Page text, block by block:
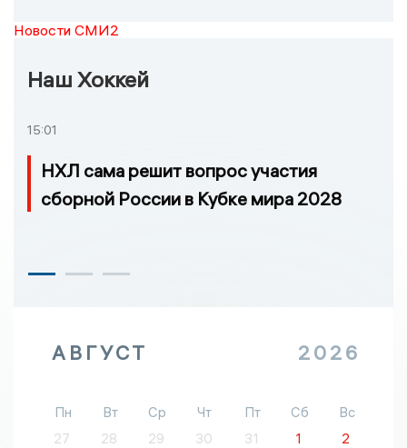
Новости СМИ2
Наш Хоккей
15:01
НХЛ сама решит вопрос участия
сборной России в Кубке мира 2028
АВГУСТ 2026
Пн Вт Ср Чт Пт Сб
Вс
27
28 29 30 31 1 2